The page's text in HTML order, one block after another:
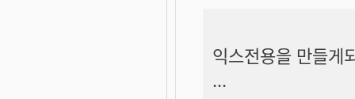
익스전용을 만들게
...